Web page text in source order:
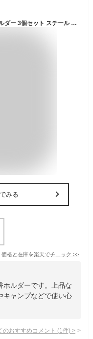
蚊取り線香入れ 蚊取り線香 蚊取り線香ホルダー 3個セット スチール お香立て 香炉 ゴールド グレー ブラック フタ付き 蓋 フタ ふた ハンドル 付き キャンドルホルダー 蚊やり かやり ホルダー 入れ ケース オブジェ おしゃれ 北欧 雑貨 インテリア リージュ アジアン [669]
みる
価格と在庫を楽天でチェック >>
ホルダーです。上品な
キャンプなどで使い心
のおすすめコメント (1 件) >